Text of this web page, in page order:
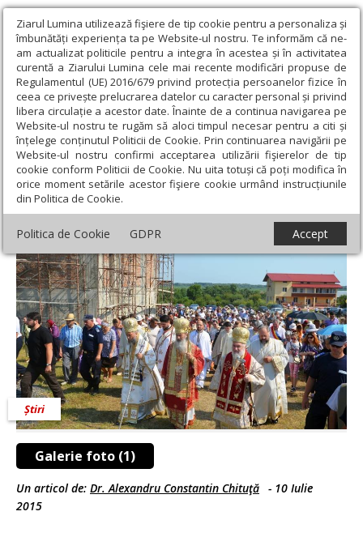
Ziarul Lumina utilizează fişiere de tip cookie pentru a personaliza și
îmbunătăți experiența ta pe Website-ul nostru. Te informăm că ne-
am actualizat politicile pentru a integra în acestea și în activitatea
curentă a Ziarului Lumina cele mai recente modificări propuse de
Regulamentul (UE) 2016/679 privind protecția persoanelor fizice în
ceea ce privește prelucrarea datelor cu caracter personal și privind
libera circulație a acestor date. Înainte de a continua navigarea pe
Website-ul nostru te rugăm să aloci timpul necesar pentru a citi și
înțelege conținutul Politicii de Cookie. Prin continuarea navigării pe
Website-ul nostru confirmi acceptarea utilizării fişierelor de tip
cookie conform Politicii de Cookie. Nu uita totuși că poți modifica în
orice moment setările acestor fişiere cookie urmând instrucțiunile
din Politica de Cookie.
Politica de Cookie GDPR Accept
Ziarul Lumina › Actualitate religioasă › Știri › Hramul Mănăstirii
Halmyris
Hramul Mănăstirii Halmyris
Galerie foto (1)
Știri
Un articol de: Dr. Alexandru Constantin Chituţă - 10 Iulie
2015